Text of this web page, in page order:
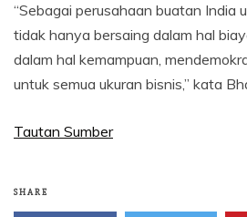
“Sebagai perusahaan buatan India
tidak hanya bersaing dalam hal
dalam hal kemampuan,
untuk semua ukuran bisnis,” kata
Tautan Sumber
SHARE